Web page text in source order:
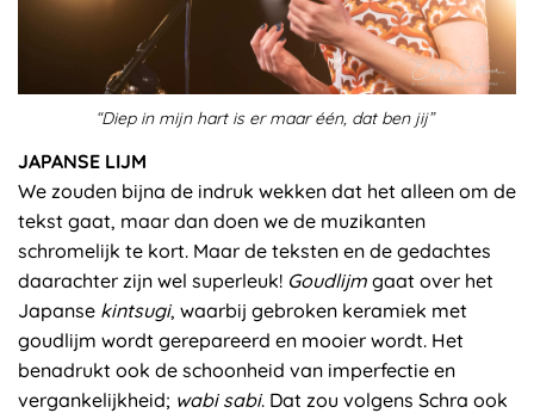
“Diep in mijn hart is er maar één, dat ben jij”
JAPANSE LIJM
We zouden bijna de indruk wekken dat het alleen om de
tekst gaat, maar dan doen we de muzikanten
schromelijk te kort. Maar de teksten en de gedachtes
daarachter zijn wel superleuk! Goudlijm gaat over het
Japanse kintsugi, waarbij gebroken keramiek met
goudlijm wordt gerepareerd en mooier wordt. Het
benadrukt ook de schoonheid van imperfectie en
vergankelijkheid; wabi sabi. Dat zou volgens Schra ook